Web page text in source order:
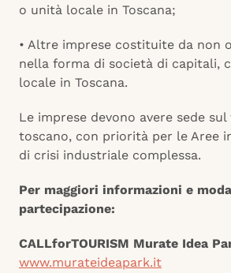
o unità locale in Toscana;
• Altre imprese costituite da non
nella forma di società di capitali,
locale in Toscana.
Le imprese devono avere sede
toscano, con priorità per le Aree
di crisi industriale complessa.
Per maggiori informazioni e
partecipazione:
CALLforTOURISM Murate Idea
www.murateideapark.it